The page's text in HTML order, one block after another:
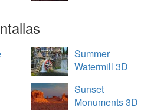
Summer
Watermill 3D
Sunset
Monuments 3D